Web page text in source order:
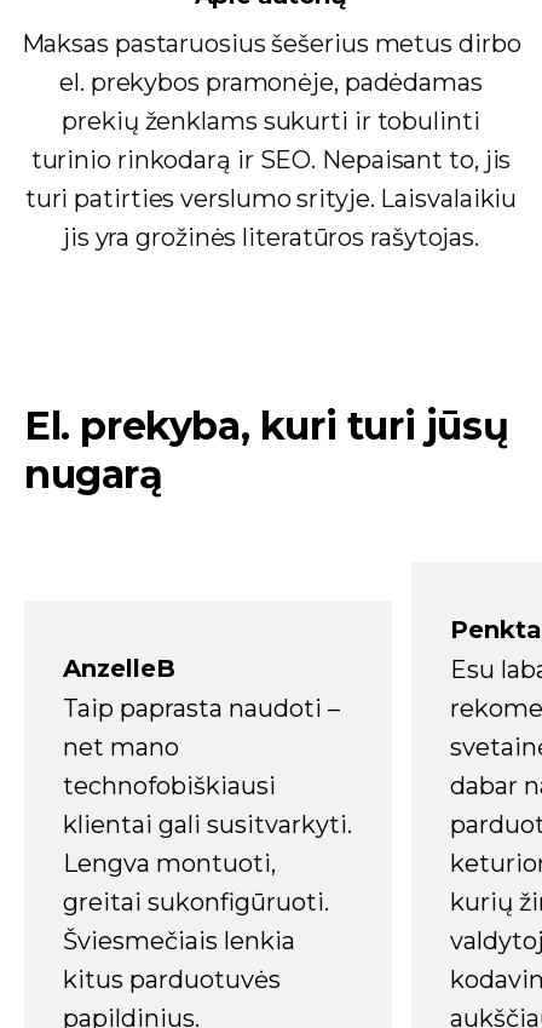
Maksas pastaruosius šešerius metus dirbo
el. prekybos pramonėje, padėdamas
prekių ženklams sukurti ir tobulinti
turinio rinkodarą ir SEO. Nepaisant to, jis
turi patirties verslumo srityje. Laisvalaikiu
jis yra grožinės literatūros rašytojas.
El. prekyba, kuri turi jūsų
nugarą
AnzelleB
Taip paprasta naudoti –
net mano
technofobiškiausi
klientai gali susitvarkyti.
Lengva montuoti,
greitai sukonfigūruoti.
Šviesmečiais lenkia
kitus parduotuvės
papildinius.
Esu
dabar
kurių